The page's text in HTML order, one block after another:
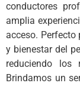
conductores
amplia
acceso.
y bienestar del
reduciendo los
Brindamos un